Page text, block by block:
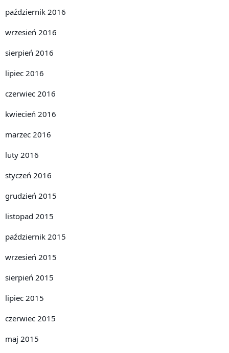
październik 2016
wrzesień 2016
sierpień 2016
lipiec 2016
czerwiec 2016
kwiecień 2016
marzec 2016
luty 2016
styczeń 2016
grudzień 2015
listopad 2015
październik 2015
wrzesień 2015
sierpień 2015
lipiec 2015
czerwiec 2015
maj 2015